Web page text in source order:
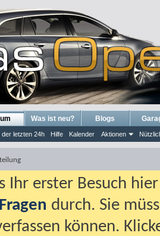
der letzten 24h Hilfe Kalender Aktionen
Was ist neu? Blogs
Ihr erster Besuch
durch. Sie
können.